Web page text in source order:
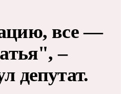
все —
–
депутат.